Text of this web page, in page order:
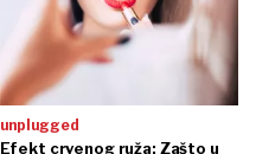
unplugged
Efekt crvenog ruža: Zašto u